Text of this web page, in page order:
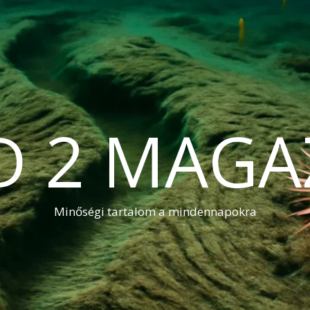
2
Minőségi tartalom a mindennapokra